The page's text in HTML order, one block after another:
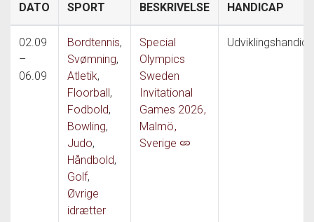
DATO SPORT BESKRIVELSE HANDICAP
02.09
–
06.09
Bordtennis,
Svømning,
Atletik,
Floorball,
Fodbold,
Bowling,
Judo,
Håndbold,
Golf,
Øvrige
idrætter
Special
Olympics
Sweden
Invitational
Games 2026,
Malmö,
Sverige